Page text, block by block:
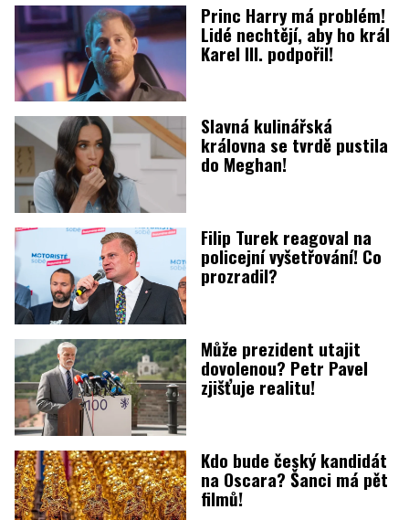
Princ Harry má problém!
Lidé nechtějí, aby ho král
Karel III. podpořil!
Slavná kulinářská
královna se tvrdě pustila
do Meghan!
Filip Turek reagoval na
policejní vyšetřování! Co
prozradil?
Může prezident utajit
dovolenou? Petr Pavel
zjišťuje realitu!
Kdo bude český kandidát
na Oscara? Šanci má pět
filmů!